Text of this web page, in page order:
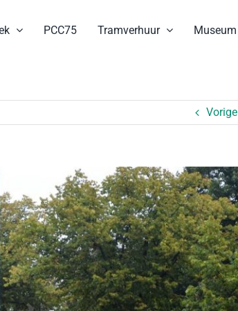
PCC75 Tramverhuur Museum
Vorige